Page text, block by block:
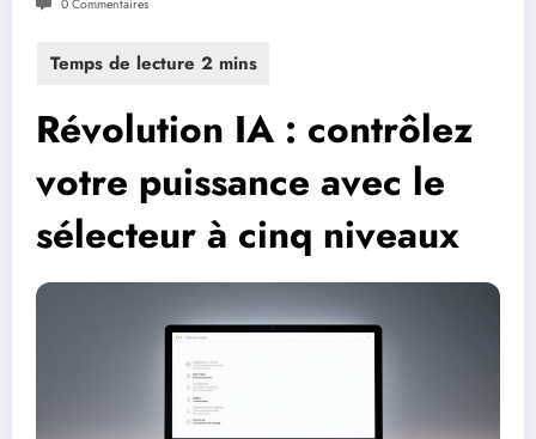
0 Commentaires
Révolution IA : contrôlez
votre puissance avec le
sélecteur à cinq niveaux